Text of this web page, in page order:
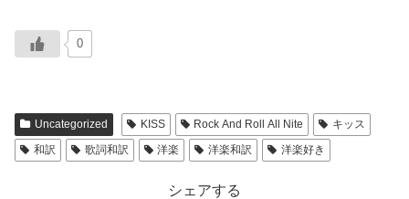
0
Uncategorized KISS Rock And Roll All Nite
キッス
和訳
歌詞和訳 洋楽 洋楽和訳 洋楽好き
シェアする